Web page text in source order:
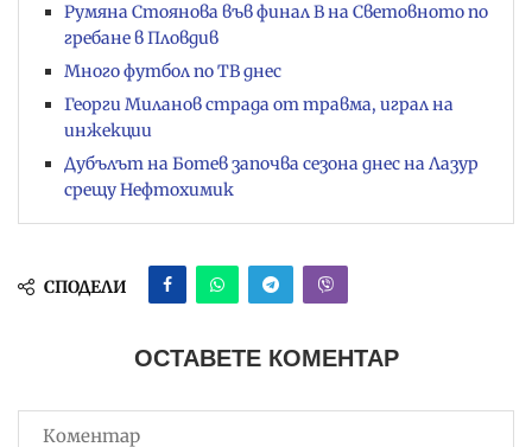
Румяна Стоянова във финал B на Световното по
гребане в Пловдив
Много футбол по ТВ днес
Георги Миланов страда от травма, играл на
инжекции
Дубълът на Ботев започва сезона днес на Лазур
срещу Нефтохимик
СПОДЕЛИ
ОСТАВЕТЕ КОМЕНТАР